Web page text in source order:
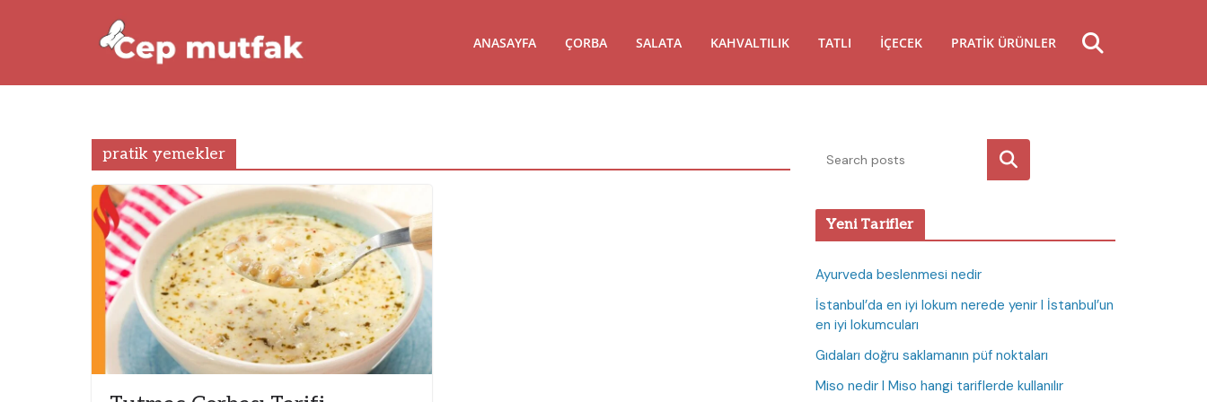
ANASAYFA ÇORBA SALATA KAHVALTILIK TATLI İÇECEK PRATIK ÜRÜNLER
pratik yemekler Ara
Yeni Tarifler
Ayurveda beslenmesi nedir
İstanbul’da en iyi lokum nerede yenir I İstanbul’un
en iyi lokumcuları
Gıdaları doğru saklamanın püf noktaları
Miso nedir I Miso hangi tariflerde kullanılır